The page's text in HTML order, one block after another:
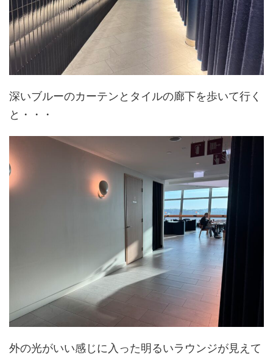
深いブルーのカーテンとタイルの廊下を歩いて行く
と・・・
外の光がいい感じに入った明るいラウンジが見えて